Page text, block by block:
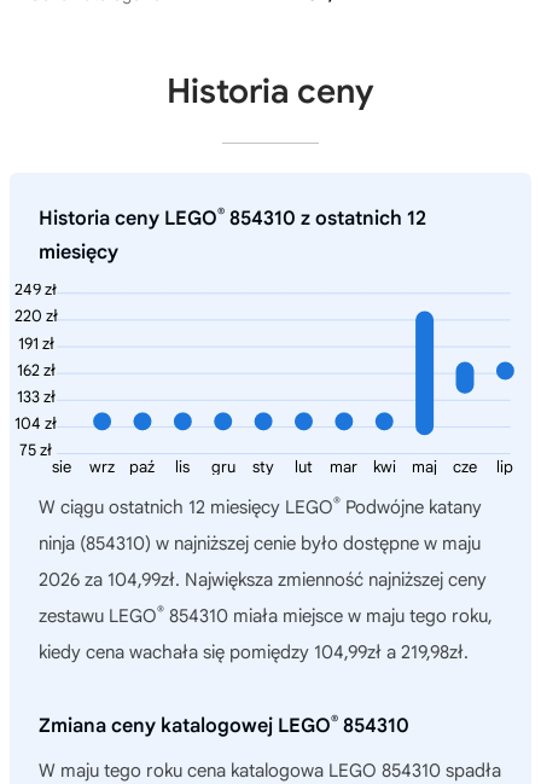
Historia ceny
Historia ceny LEGO® 854310 z ostatnich 12
miesięcy
249 zł
220 zł
191 zł
162 zł
133 zł
104 zł
75 zł
lip
cze
maj
kwi
mar
lut
sty
gru
lis
paź
wrz
sie
W ciągu ostatnich 12 miesięcy LEGO® Podwójne katany
ninja (854310) w najniższej cenie było dostępne w maju
2026 za 104,99zł. Największa zmienność najniższej ceny
zestawu LEGO® 854310 miała miejsce w maju tego roku,
kiedy cena wachała się pomiędzy 104,99zł a 219,98zł.
Zmiana ceny katalogowej LEGO® 854310
W maju tego roku cena katalogowa LEGO 854310 spadła